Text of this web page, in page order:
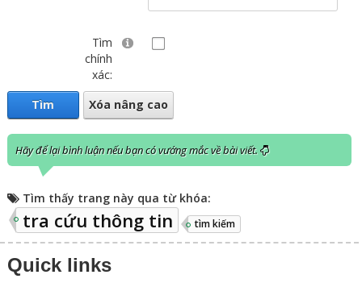
Tìm
chính
xác:
Tìm
Xóa nâng cao
Hãy để lại bình luận nếu bạn có vướng mắc về bài viết.
Tìm thấy trang này qua từ khóa:
tra cứu thông tin tìm kiếm
Quick links